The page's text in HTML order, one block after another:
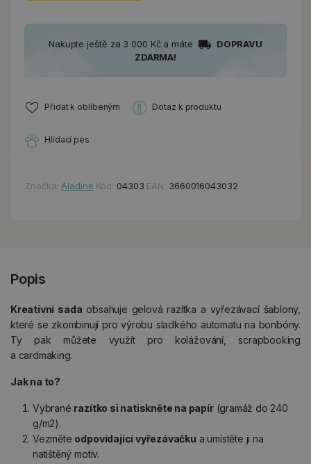
Nakupte ještě za 3 000 Kč a máte
DOPRAVU
ZDARMA!
Přidat k oblíbeným Dotaz k produktu
Hlídací pes
Značka: Aladine Kód: 04303 EAN: 3660016043032
Popis
Kreativní sada obsahuje gelová razítka a vyřezávací šablony,
které se zkombinují pro výrobu sladkého automatu na bonbóny.
Ty pak můžete využít pro kolážování, scrapbooking
a cardmaking.
Jak na to?
Vybrané razítko si natiskněte na papír(gramáž do 240
g/m2).
Vezměte odpovídající vyřezávačku a umístěte ji na
natištěný motiv.